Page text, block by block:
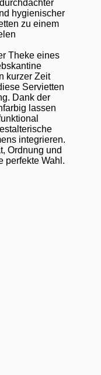
hygienischer
zu einem
Theke eines
kurzer Zeit
Servietten
Dank der
lassen
integrieren.
Ordnung und
perfekte Wahl.